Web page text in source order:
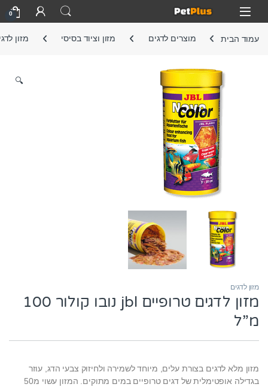
Skip to navigation
Skip to content
Open
0
עמוד הבית מוצרים לדגים מזון וציוד בסיסי מזון
🔍
מזון לדגים
מזון לדגים טרופיים jbl נובו קולור 100
מ”ל
מזון מלא לדגים בצורת עלים, מיוחד לשמירה ולחיזוק צבעי הדג, עוזר
בגדילה אופטימלית של דגים טרופיים במים מתוקים. המזון עשוי מ50